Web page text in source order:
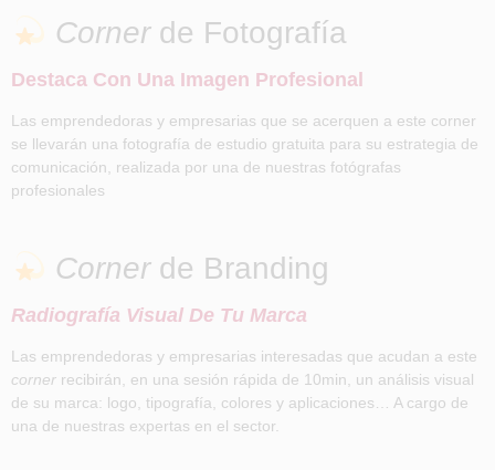
Cornerde Fotografía
Destaca Con Una Imagen Profesional
Las emprendedoras y empresarias que se acerquen a este corner
se llevarán una fotografía de estudio gratuita para su estrategia de
comunicación, realizada por una de nuestras fotógrafas
profesionales
Cornerde Branding
Radiografía Visual De Tu Marca
Las emprendedoras y empresarias interesadas que acudan a este
corner recibirán, en una sesión rápida de 10min, un análisis visual
de su marca: logo, tipografía, colores y aplicaciones… A cargo de
una de nuestras expertas en el sector.